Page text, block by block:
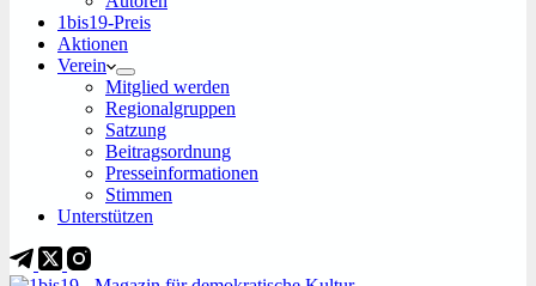
1bis19-Preis
Aktionen
Verein
Mitglied werden
Regionalgruppen
Satzung
Beitragsordnung
Presseinformationen
Stimmen
Unterstützen